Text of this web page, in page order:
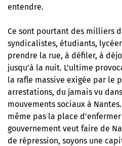
entendre.
Ce sont pourtant des milliers
syndicalistes, étudiants,
prendre la rue, à défiler, à
jusqu’à la nuit. L’ultime
la rafle massive exigée par le
arrestations, du jamais vu
mouvements sociaux à
même pas la place
gouvernement veut faire de
de répression, soyons une